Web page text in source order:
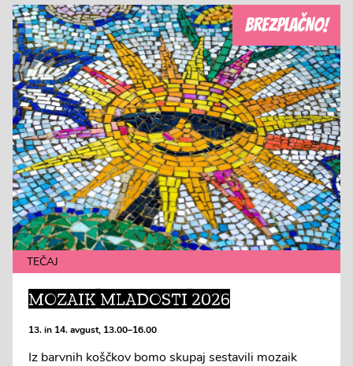
BREZPLAČNO!
TEČAJ
MOZAIK MLADOSTI 2026
13. in 14. avgust, 13.00–16.00
Iz barvnih koščkov bomo skupaj sestavili mozaik